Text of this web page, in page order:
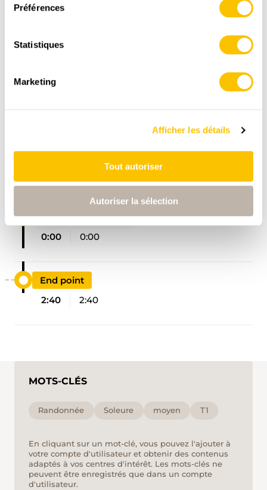
Préférences
Statistiques
Marketing
Afficher les détails
Tout autoriser
Autoriser la sélection
Données:
swisstopo
PROFIL ALTIMÉTRIQUE
Hauenstein, Löwen
0:00
0:00
End point
2:40
2:40
MOTS-CLÉS
Randonnée Soleure moyen T1
En cliquant sur un mot-clé, vous pouvez l'ajouter à
votre compte d'utilisateur et obtenir des contenus
adaptés à vos centres d'intérêt. Les mots-clés ne
peuvent être enregistrés que dans un compte
d'utilisateur.